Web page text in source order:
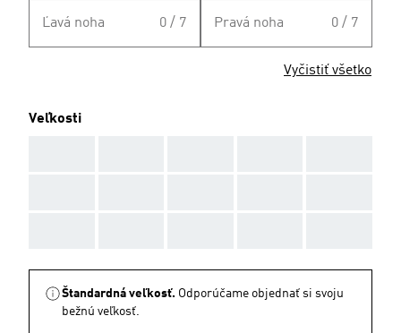
Ľavá noha 0 / 7 Pravá noha 0 / 7
Vyčistiť všetko
Veľkosti
Štandardná veľkosť. Odporúčame objednať si svoju
bežnú veľkosť.